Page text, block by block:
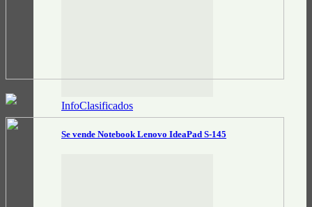
InfoClasificados
Se vende Notebook Lenovo IdeaPad S-145